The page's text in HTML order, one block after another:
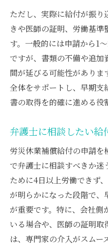
ただし、実際に給付が振
きや医師の証明、労働基
す。一般的には申請から1
ですが、書類の不備や追加
間が延びる可能性がありま
全体をサポートし、早期支
書の取得を的確に進める役
弁護士に相談したい給
労災休業補償給付の申請
で弁護士に相談すべきか迷
ために4日以上労働できず
が明らかになった段階で、
が重要です。特に、会社側
いる場合や、医師の証明取
は、専門家の介入がスムー